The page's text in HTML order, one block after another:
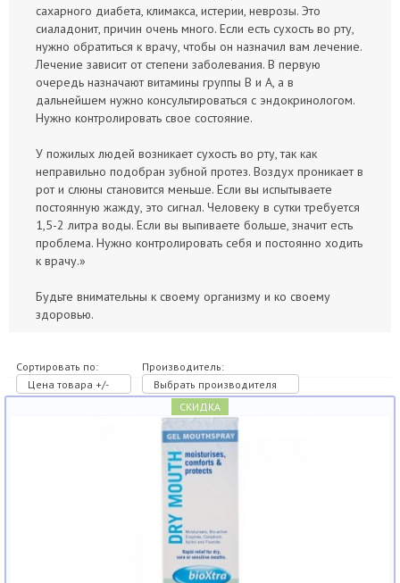
сахарного диабета, климакса, истерии, неврозы. Это
сиаладонит, причин очень много. Если есть сухость во рту,
нужно обратиться к врачу, чтобы он назначил вам лечение.
Лечение зависит от степени заболевания. В первую
очередь назначают витамины группы В и А, а в
дальнейшем нужно консультироваться с эндокринологом.
Нужно контролировать свое состояние.
У пожилых людей возникает сухость во рту, так как
неправильно подобран зубной протез. Воздух проникает в
рот и слюны становится меньше. Если вы испытываете
постоянную жажду, это сигнал. Человеку в сутки требуется
1,5-2 литра воды. Если вы выпиваете больше, значит есть
проблема. Нужно контролировать себя и постоянно ходить
к врачу.»
Будьте внимательны к своему организму и ко своему
здоровью.
Сортировать по:
Цена товара +/-
Производитель:
Выбрать производителя
СКИДКА